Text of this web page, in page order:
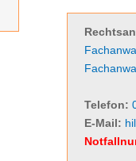
Telefon:
E-Mail: